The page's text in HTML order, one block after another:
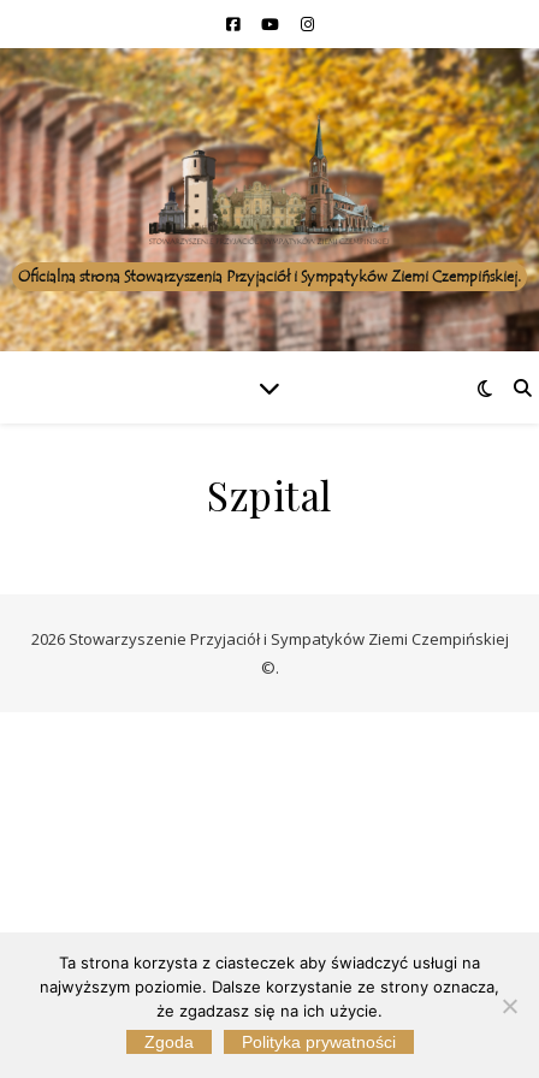
Oficialna strona Stowarzyszenia Przyjaciół i Sympatyków Ziemi Czempińskiej.
Szpital
2026 Stowarzyszenie Przyjaciół i Sympatyków Ziemi Czempińskiej
©.
Ta strona korzysta z ciasteczek aby świadczyć usługi na
najwyższym poziomie. Dalsze korzystanie ze strony oznacza,
że zgadzasz się na ich użycie.
Zgoda
Polityka prywatności